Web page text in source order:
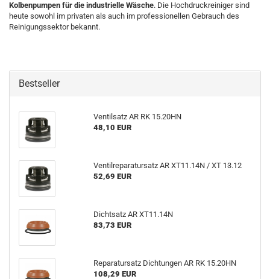
Kolbenpumpen für die industrielle Wäsche. Die Hochdruckreiniger sind
heute sowohl im privaten als auch im professionellen Gebrauch des
Reinigungssektor bekannt.
Bestseller
Ventilsatz AR RK 15.20HN
48,10 EUR
Ventilreparatursatz AR XT11.14N / XT 13.12
52,69 EUR
Dichtsatz AR XT11.14N
83,73 EUR
Reparatursatz Dichtungen AR RK 15.20HN
108,29 EUR